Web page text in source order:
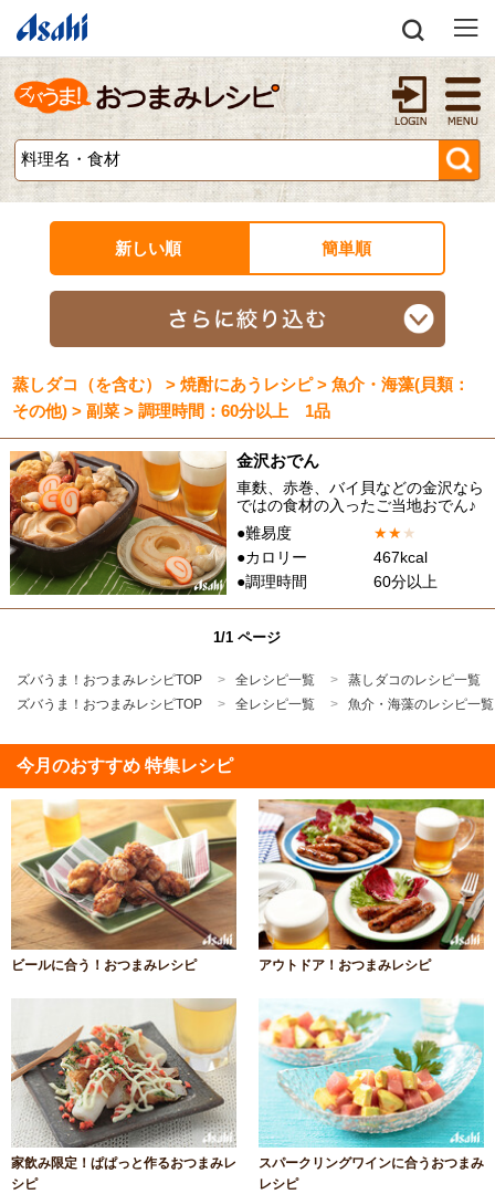
新しい順 簡単順
蒸しダコ（を含む） > 焼酎にあうレシピ > 魚介・海藻(貝類：
その他) > 副菜 > 調理時間：60分以上 1品
金沢おでん
車麩、赤巻、バイ貝などの金沢なら
ではの食材の入ったご当地おでん♪
●難易度
★★★
●カロリー
467kcal
●調理時間
60分以上
1/1 ページ
ズバうま！おつまみレシピTOP 全レシピ一覧
蒸しダコのレシピ一覧
ズバうま！おつまみレシピTOP
全レシピ一覧 魚介・海藻のレシピ一覧
今月のおすすめ 特集レシピ
ビールに合う！おつまみレシピ アウトドア！おつまみレシピ
家飲み限定！ぱぱっと作るおつまみレ
シピ
スパークリングワインに合うおつまみ
レシピ